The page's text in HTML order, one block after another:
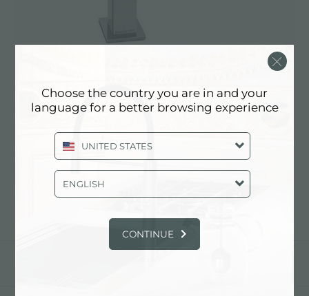
Dispenser Quadra
Choose the country you are in and your
language for a better browsing experience
UNITED STATES
ENGLISH
CONTINUE